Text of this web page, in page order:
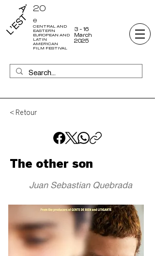
CENTRAL AND
EASTERN
EUROPEAN AND
LATIN
AMERICAN
FILM FESTIVAL
20
e
3 - 16
March
2025
< Retour
The other son
Juan Sebastian Quebrada